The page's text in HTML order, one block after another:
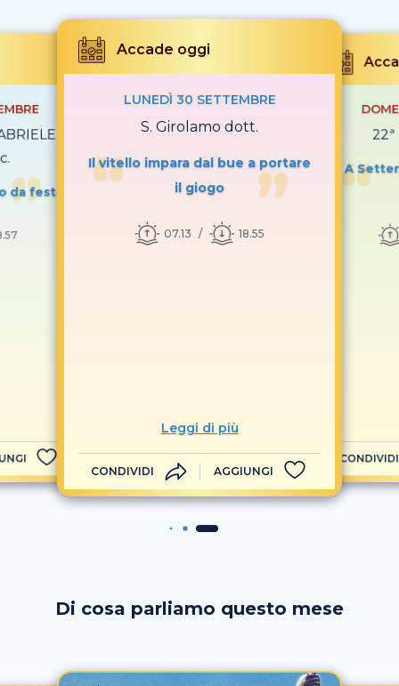
e
da festa
Accade oggi
LUNEDÌ 30 SETTEMBRE
S. Girolamo dott.
Il vitello impara dal bue a portare
il giogo
07.13 18.55
Leggi di più
CONDIVIDI AGGIUNGI
22ª
A
CONDIVIDI
Di cosa parliamo questo mese